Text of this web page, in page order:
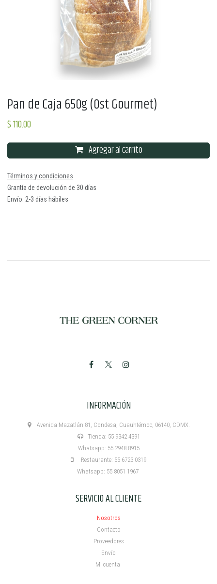
Pan de Caja 650g (Ost Gourmet)
$110.00
Agregar al carrito
Términos y condiciones
Grantía de devolución de 30 días
Envío: 2-3 días hábiles
INFORMACIÓN
Avenida Mazatlán 81, Condesa, Cuauhtémoc, 06140, CDMX.
Tienda: 55 9342 4391
Whatsapp: 55 2948 8915
Restaurante: 55 6723 0319
Whatsapp: 55 8051 1967
SERVICIO AL CLIENTE
Nosotros
Contacto
Proveedores
Envío
Mi cuenta ​